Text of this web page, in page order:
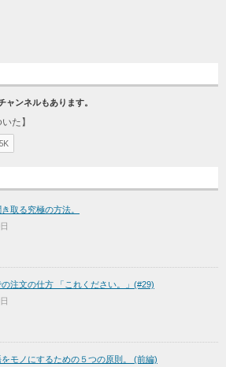
ンネルもあります。
取る究極の方法。
注文の仕方 「これください。」(#29)
をモノにするための５つの原則。 (前編)